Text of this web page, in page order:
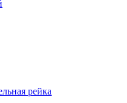
рейка